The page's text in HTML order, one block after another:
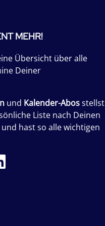
MEHR!
Übersicht über alle
Deiner
und Kalender-Abosstellst
Liste nach Deinen
hast so alle wichtigen